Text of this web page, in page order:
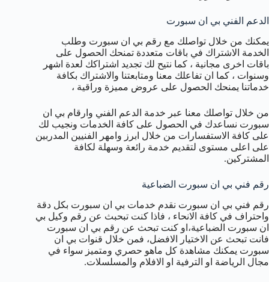
الدعم الفني بي ان سبورت
يمكنك من خلال تواصلك مع رقم بي ان سبورت وطلب
الخدمة الاشتراك في باقات متعددة تمنحك الحصول على
باقات اخرى مجانية ، كما نتيح لك تجديد اشتراكك لعدة اشهر
وسنوات ، كما ان تفاعلك معنا ومتابعتنا والاشتراك بكافة
خدماتنا يمنحك الحصول على عروض مميزة وراقية ،
من خلال تواصلك معنا عبر خدمة الدعم الفني وارقام بي ان
سبورت نساعدك في الحصول على كافة الخدمات ونجيب لك
على كافة الاستفسارات من خلال ابرز وامهر الفنيين المدربين
على اعلى مستوى لتقديم خدمة رائعة وسهلة لكافة
المشتركين.
رقم فني بي ان سبورت الضباعية
رقم فني بي ان سبورت نقدم خدمات بي ان سبورت بكل دقة
واحتراف في كافة الانحاء ، فاذا كنت تبحبث عن رقم وكيل بي
ان سبورت الضباعية،او كنت تبحث عن رقم بي ان سبورت
فانت تبحث عن الاختيار الافضل، فمن خلال قنوات بي ان
سبورت يمكنك مشاهدة كل ماهو حصري ومتميز سواء في
مجال الرياضة او الترفية او الافلام والمسلسلات.